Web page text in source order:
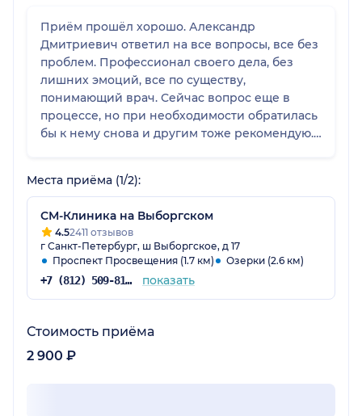
Приём прошёл хорошо. Александр
Дмитриевич ответил на все вопросы, все без
проблем. Профессионал своего дела, без
лишних эмоций, все по существу,
понимающий врач. Сейчас вопрос еще в
процессе, но при необходимости обратилась
бы к нему снова и другим тоже рекомендую.
принципе приемлемая.
Места приёма (1/2):
СМ-Клиника на Выборгском
4.52411 отзывов
г Санкт-Петербург, ш Выборгское, д 17
Проспект Просвещения (1.7 км)
Озерки (2.6 км)
+7 (812) 509-81-68 показать
Стоимость приёма
2 900 ₽